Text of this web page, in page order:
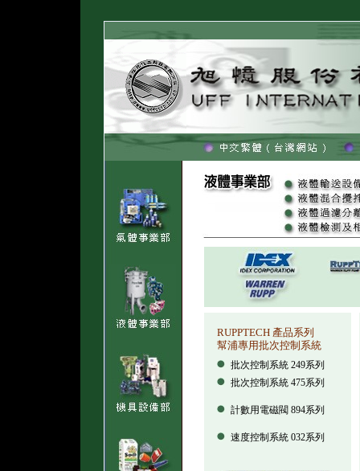
RUPPTECH 產品系列
幫浦專用批次控制系統
批次控制系統 249系列
批次控制系統 475系列
計數用電磁閥 894系列
速度控制系統 032系列